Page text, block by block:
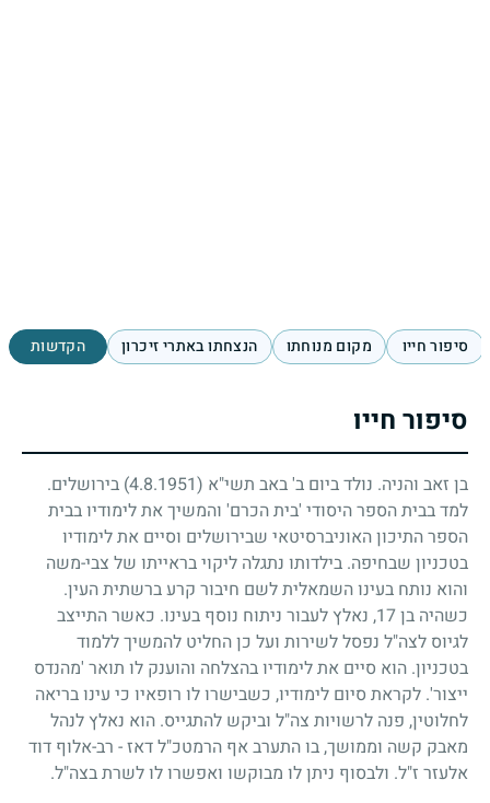
סיפור חייו מקום מנוחתו הנצחתו באתרי זיכרון הקדשות
סיפור חייו
בן זאב והניה. נולד ביום ב' באב תשי"א (4.8.1951)
בירושלים.
למד בבית הספר היסודי 'בית הכרם' והמשיך את לימודיו בבית
הספר התיכון האוניברסיטאי שבירושלים וסיים את לימודיו
בטכניון שבחיפה. בילדותו נתגלה ליקוי בראייתו של צבי-משה
והוא נותח בעינו השמאלית לשם חיבור קרע ברשתית העין.
כשהיה בן17, נאלץ לעבור ניתוח נוסף בעינו. כאשר התייצב
לגיוס לצה"ל נפסל לשירות ועל כן החליט להמשיך ללמוד
בטכניון. הוא סיים את לימודיו בהצלחה והוענק לו תואר 'מהנדס
ייצור'. לקראת סיום לימודיו, כשבישרו לו רופאיו כי עינו בריאה
לחלוטין, פנה לרשויות צה"ל וביקש להתגייס. הוא נאלץ לנהל
מאבק קשה וממושך, בו התערב אף הרמטכ"ל דאז - רב-אלוף דוד
אלעזר ז"ל. ולבסוף ניתן לו מבוקשו ואפשרו לו לשרת בצה"ל.